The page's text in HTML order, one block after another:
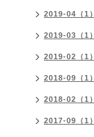
2019-04（1）
2019-03（1）
2019-02（1）
2018-09（1）
2018-02（1）
2017-09（1）